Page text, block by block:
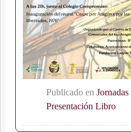
Publicado en Jornadas|
Presentación Libro